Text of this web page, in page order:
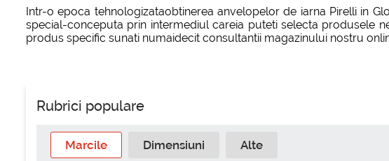
Intr-o epoca tehnologizataobtinerea anvelopelor de iarna Pirelli in
special-conceputa prin intermediul careia puteti selecta produsele
produs specific sunati numaidecit consultantii magazinului nostru
Rubrici populare
Marcile Dimensiuni Alte